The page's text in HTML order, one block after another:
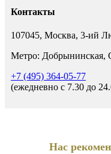
Контакты
107045, Москва, 3-ий
Метро: Добрынинская,
+7 (495) 364-05-77
(ежедневно c 7.30 до
Нас